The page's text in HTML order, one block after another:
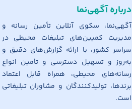
درباره آگهی‌نما
آگهی‌نما، سکوی آنلاین تأمین رسانه و
مدیریت کمپین‌های تبلیغات محیطی در
سراسر کشور، با ارائه گزارش‌های دقیق و
به‌روز و تسهیل دسترسی و تأمین انواع
رسانه‌های محیطی، همراه قابل اعتماد
برندها، تولیدکنندگان و مشاوران تبلیغاتی
است.